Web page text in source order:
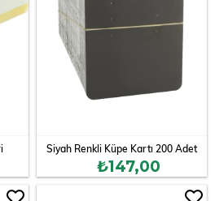
Siyah Renkli Küpe Kartı 200 Adet
₺147,00